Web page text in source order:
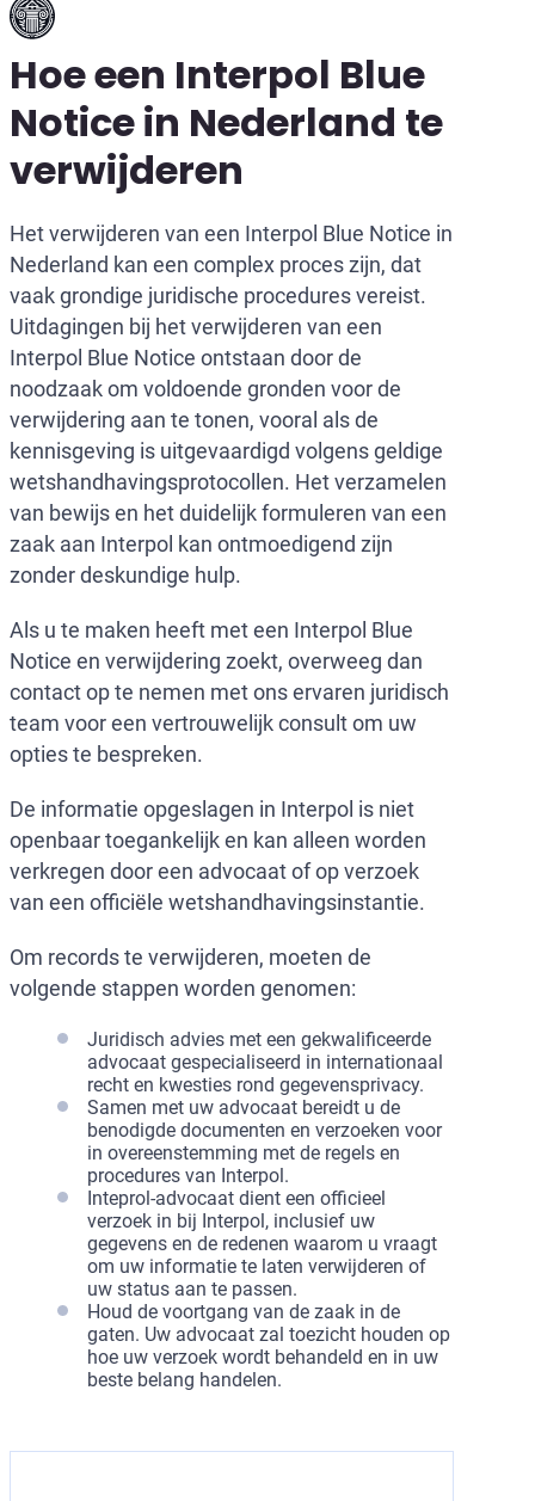
Hoe een Interpol Blue
Notice in Nederland te
verwijderen
Het verwijderen van een Interpol Blue Notice in
Nederland kan een complex proces zijn, dat
vaak grondige juridische procedures vereist.
Uitdagingen bij het verwijderen van een
Interpol Blue Notice ontstaan door de
noodzaak om voldoende gronden voor de
verwijdering aan te tonen, vooral als de
kennisgeving is uitgevaardigd volgens geldige
wetshandhavingsprotocollen. Het verzamelen
van bewijs en het duidelijk formuleren van een
zaak aan Interpol kan ontmoedigend zijn
zonder deskundige hulp.
Als u te maken heeft met een Interpol Blue
Notice en verwijdering zoekt, overweeg dan
contact op te nemen met ons ervaren juridisch
team voor een vertrouwelijk consult om uw
opties te bespreken.
De informatie opgeslagen in Interpol is niet
openbaar toegankelijk en kan alleen worden
verkregen door een advocaat of op verzoek
van een officiële wetshandhavingsinstantie.
Om records te verwijderen, moeten de
volgende stappen worden genomen:
Juridisch advies met een gekwalificeerde
advocaat gespecialiseerd in internationaal
recht en kwesties rond gegevensprivacy.
Samen met uw advocaat bereidt u de
benodigde documenten en verzoeken voor
in overeenstemming met de regels en
procedures van Interpol.
Inteprol-advocaat dient een officieel
verzoek in bij Interpol, inclusief uw
gegevens en de redenen waarom u vraagt
om uw informatie te laten verwijderen of
uw status aan te passen.
Houd de voortgang van de zaak in de
gaten. Uw advocaat zal toezicht houden op
hoe uw verzoek wordt behandeld en in uw
beste belang handelen.